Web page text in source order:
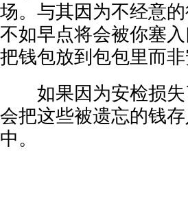
场。与其因为不经意
不如早点将会被你塞
把钱包放到包包里而非
如果因为安检损失
会把这些被遗忘的钱
中。